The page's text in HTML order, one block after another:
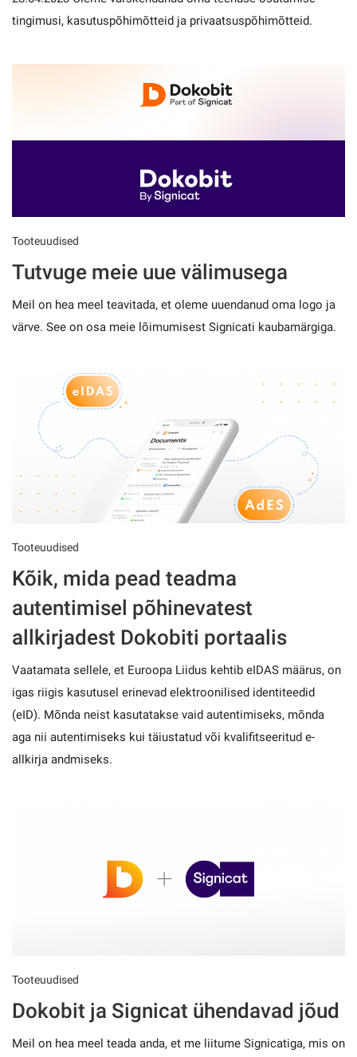
tingimusi, kasutuspõhimõtteid ja privaatsuspõhimõtteid.
Tooteuudised
Tutvuge meie uue välimusega
Meil on hea meel teavitada, et oleme uuendanud oma logo ja
värve. See on osa meie lõimumisest Signicati kaubamärgiga.
Tooteuudised
Kõik, mida pead teadma
autentimisel põhinevatest
allkirjadest Dokobiti portaalis
Vaatamata sellele, et Euroopa Liidus kehtib eIDAS määrus, on
igas riigis kasutusel erinevad elektroonilised identiteedid
(eID). Mõnda neist kasutatakse vaid autentimiseks, mõnda
aga nii autentimiseks kui täiustatud või kvalifitseeritud e-
allkirja andmiseks.
Tooteuudised
Dokobit ja Signicat ühendavad jõud
Meil on hea meel teada anda, et me liitume Signicatiga, mis on